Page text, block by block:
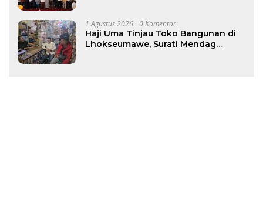
1 Agustus 2026 0 Komentar
Haji Uma Tinjau Toko Bangunan di
Lhokseumawe, Surati Mendag